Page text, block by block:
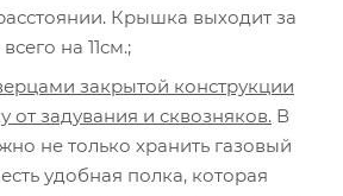
Крышка выходит за
на 11см.;
закрытой конструкции
от задувания и сквозняков. В
не только хранить газовый
удобная полка, которая